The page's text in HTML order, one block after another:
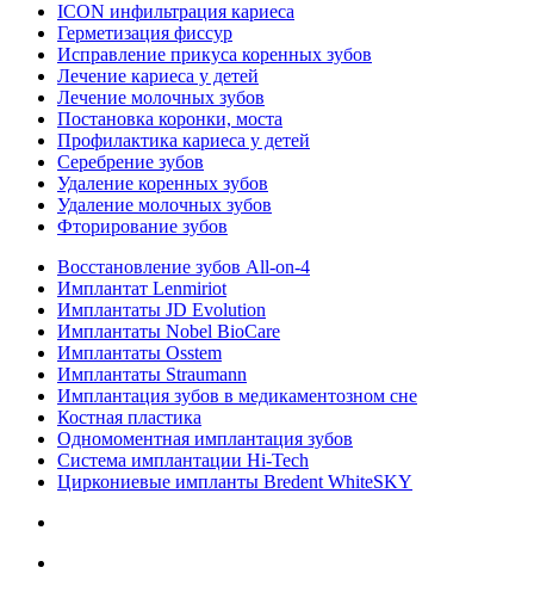
ICON инфильтрация кариеса
Герметизация фиссур
Исправление прикуса коренных зубов
Лечение кариеса у детей
Лечение молочных зубов
Постановка коронки, моста
Профилактика кариеса у детей
Серебрение зубов
Удаление коренных зубов
Удаление молочных зубов
Фторирование зубов
Восстановление зубов All‑on‑4
Имплантат Lenmiriot
Имплантаты JD Evolution
Имплантаты Nobel BioСare
Имплантаты Osstem
Имплантаты Straumann
Имплантация зубов в медикаментозном сне
Костная пластика
Одномоментная имплантация зубов
Система имплантации Hi-Tech
Циркониевые импланты Bredent WhiteSKY